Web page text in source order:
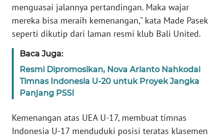
menguasai jalannya pertandingan. Maka wajar
mereka bisa meraih kemenangan," kata Made Pasek
seperti dikutip dari laman resmi klub Bali United.
Baca Juga:
Resmi Dipromosikan, Nova Arianto Nahkodai
Timnas Indonesia U-20 untuk Proyek Jangka
Panjang PSSI
Kemenangan atas UEA U-17, membuat timnas
Indonesia U-17 menduduki posisi teratas klasemen
WN
PAPUA
PAPUA
BARAT
WN
WN